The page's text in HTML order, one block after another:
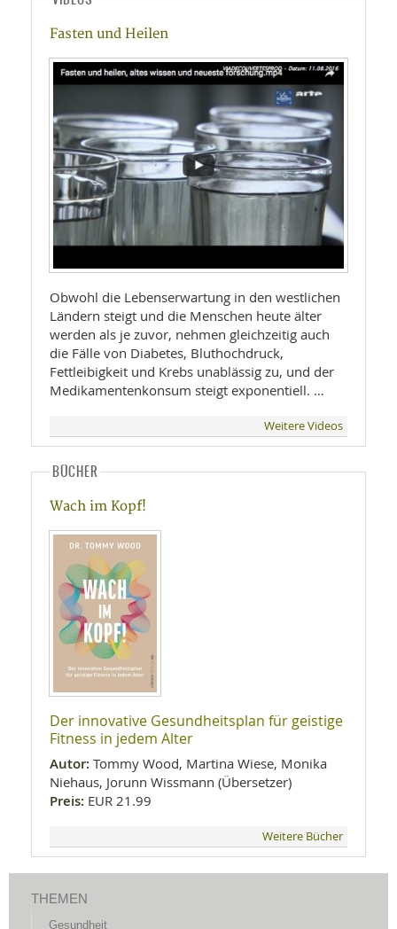
Fasten und Heilen
Obwohl die Lebenserwartung in den westlichen
Ländern steigt und die Menschen heute älter
werden als je zuvor, nehmen gleichzeitig auch
die Fälle von Diabetes, Bluthochdruck,
Fettleibigkeit und Krebs unablässig zu, und der
Medikamentenkonsum steigt exponentiell. …
Weitere Videos
BÜCHER
Wach im Kopf!
Der innovative Gesundheitsplan für geistige
Fitness in jedem Alter
Autor: Tommy Wood, Martina Wiese, Monika
Niehaus, Jorunn Wissmann (Übersetzer)
Preis: EUR 21.99
Weitere Bücher
THEMEN
Gesundheit